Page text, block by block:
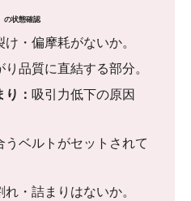
の状態確認
け・偏摩耗がないか。
り品質に直結する部分。
： 吸引力低下の原因
うベルトがセットされて
・詰まりはないか。